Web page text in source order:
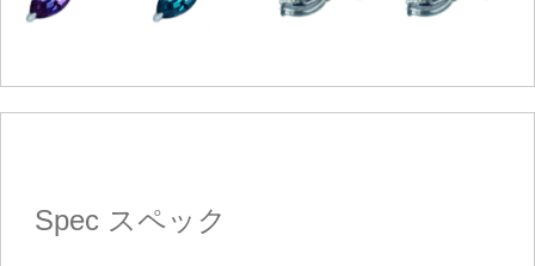
Spec スペック